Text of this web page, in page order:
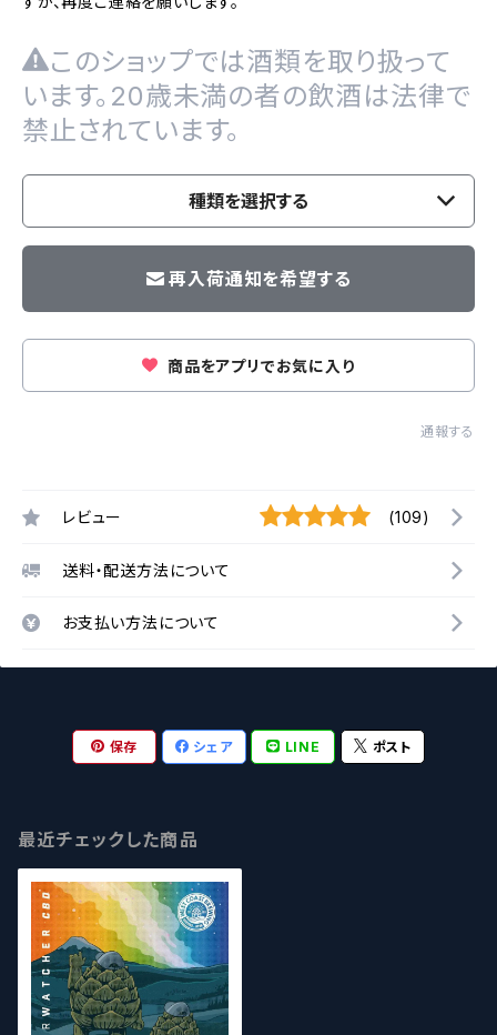
このショップでは酒類を取り扱って
います。20歳未満の者の飲酒は法律で
禁止されています。
種類を選択する
再入荷通知を希望する
商品をアプリでお気に入り
通報する
レビュー (109)
送料・配送方法について
お支払い方法について
保存 シェア LINE ポスト
最近チェックした商品